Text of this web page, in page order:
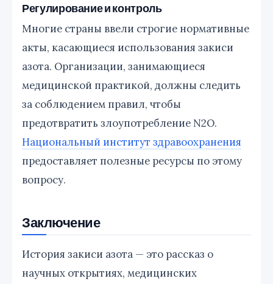
Регулирование и контроль
Многие страны ввели строгие нормативные
акты, касающиеся использования закиси
азота. Организации, занимающиеся
медицинской практикой, должны следить
за соблюдением правил, чтобы
предотвратить злоупотребление N2O.
Национальный институт здравоохранения
предоставляет полезные ресурсы по этому
вопросу.
Заключение
История закиси азота — это рассказ о
научных открытиях, медицинских